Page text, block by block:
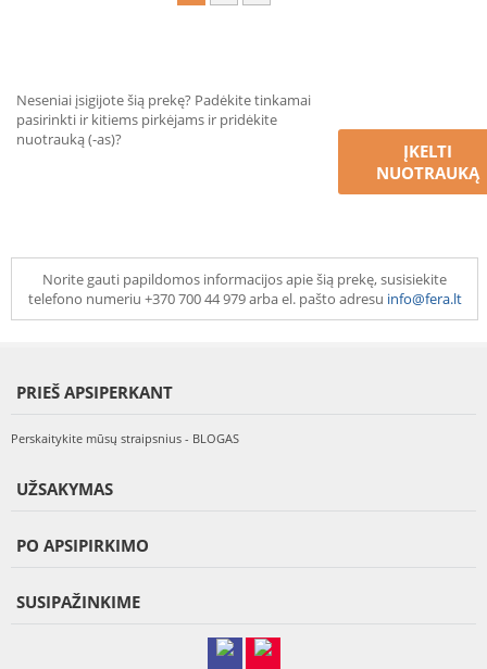
Neseniai įsigijote šią prekę? Padėkite tinkamai
pasirinkti ir kitiems pirkėjams ir pridėkite
nuotrauką (-as)?
ĮKELTI
NUOTRAUKĄ
Norite gauti papildomos informacijos apie šią prekę, susisiekite
telefono numeriu +370 700 44 979 arba el. pašto adresu info@fera.lt
PRIEŠ APSIPERKANT
Perskaitykite mūsų straipsnius - BLOGAS
UŽSAKYMAS
PO APSIPIRKIMO
SUSIPAŽINKIME